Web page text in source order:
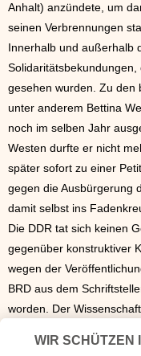
Anhalt) anzündete, um
seinen Verbrennungen
Innerhalb und außerhalb
gesehen wurden. Zu den
unter anderem Bettina
noch im selben Jahr
Westen durfte er nicht
später sofort zu einer
gegen die Ausbürgerung
damit selbst ins
Die DDR tat sich keinen
gegenüber konstruktiver
wegen der
BRD aus dem
worden. Der
Und als der ARD-